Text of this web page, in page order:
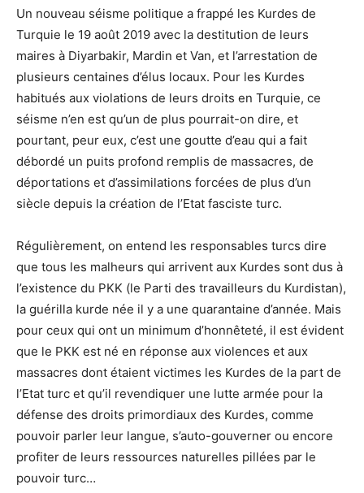
Un nouveau séisme politique a frappé les Kurdes de
Turquie le 19 août 2019 avec la destitution de leurs
maires à Diyarbakir, Mardin et Van, et l’arrestation de
plusieurs centaines d’élus locaux. Pour les Kurdes
habitués aux violations de leurs droits en Turquie, ce
séisme n’en est qu’un de plus pourrait-on dire, et
pourtant, peur eux, c’est une goutte d’eau qui a fait
débordé un puits profond remplis de massacres, de
déportations et d’assimilations forcées de plus d’un
siècle depuis la création de l’Etat fasciste turc.
Régulièrement, on entend les responsables turcs dire
que tous les malheurs qui arrivent aux Kurdes sont dus à
l’existence du PKK (le Parti des travailleurs du Kurdistan),
la guérilla kurde née il y a une quarantaine d’année. Mais
pour ceux qui ont un minimum d’honnêteté, il est évident
que le PKK est né en réponse aux violences et aux
massacres dont étaient victimes les Kurdes de la part de
l’Etat turc et qu’il revendiquer une lutte armée pour la
défense des droits primordiaux des Kurdes, comme
pouvoir parler leur langue, s’auto-gouverner ou encore
profiter de leurs ressources naturelles pillées par le
pouvoir turc…